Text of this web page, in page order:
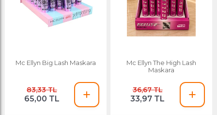
Mc Ellyn Big Lash Maskara
83,33 TL
65,00 TL
Mc Ellyn The High Lash
Maskara
36,67 TL
33,97 TL